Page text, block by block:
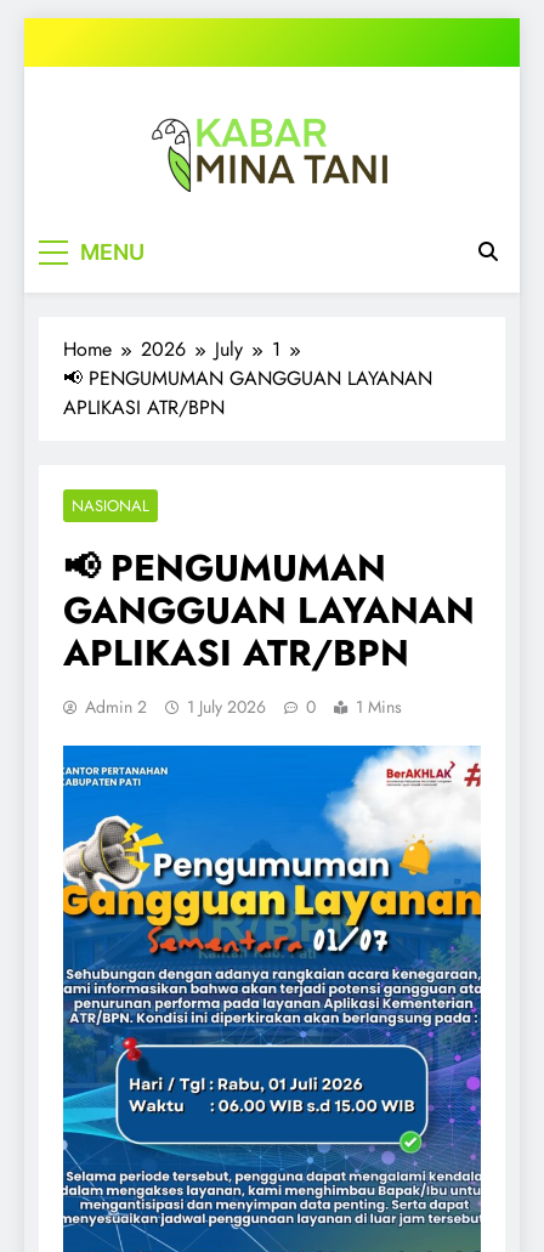
to
MENU
Home 2026 July
1
📢 PENGUMUMAN GANGGUAN LAYANAN
APLIKASI ATR/BPN
NASIONAL
📢 PENGUMUMAN
GANGGUAN LAYANAN
APLIKASI ATR/BPN
Admin 2 1 July 2026 0 1 Mins